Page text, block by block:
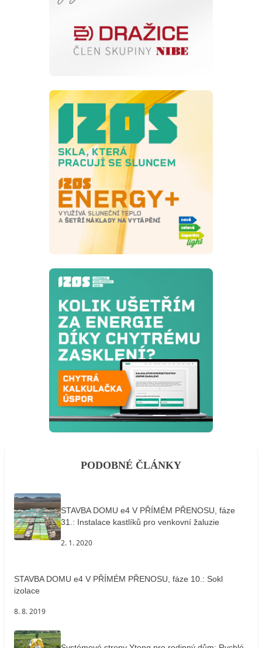
PODOBNÉ ČLÁNKY
STAVBA DOMU e4 V PŘÍMÉM PŘENOSU, fáze
31.: Instalace kastlíků pro venkovní žaluzie
2. 1. 2020
STAVBA DOMU e4 V PŘÍMÉM PŘENOSU, fáze 10.: Sokl
izolace
8. 8. 2019